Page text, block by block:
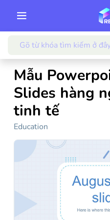
Mẫu
Slides hàng
tinh tế
Education